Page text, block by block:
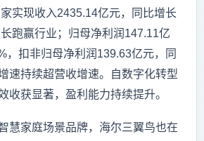
实现收入2435.14亿元，同比增长
跑赢行业；归母净利润147.11亿
，扣非归母净利润139.63亿元，同
速持续超营收增速。自数字化转型
收获显著，盈利能力持续提升。
慧家庭场景品牌，海尔三翼鸟也在